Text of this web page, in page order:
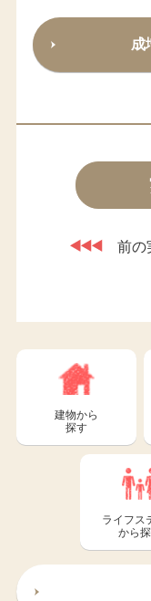
成
前の
建物から
探す
ライフス
から